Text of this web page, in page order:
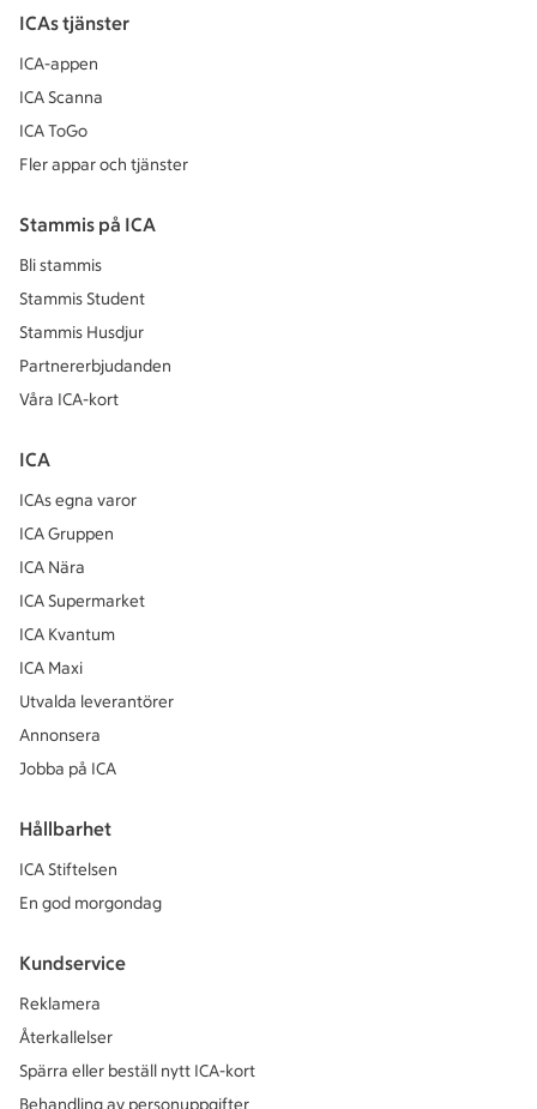
ICAs tjänster
ICA-appen
ICA Scanna
ICA ToGo
Fler appar och tjänster
Stammis på ICA
Bli stammis
Stammis Student
Stammis Husdjur
Partnererbjudanden
Våra ICA-kort
ICA
ICAs egna varor
ICA Gruppen
ICA Nära
ICA Supermarket
ICA Kvantum
ICA Maxi
Utvalda leverantörer
Annonsera
Jobba på ICA
Hållbarhet
ICA Stiftelsen
En god morgondag
Kundservice
Reklamera
Återkallelser
Spärra eller beställ nytt ICA-kort